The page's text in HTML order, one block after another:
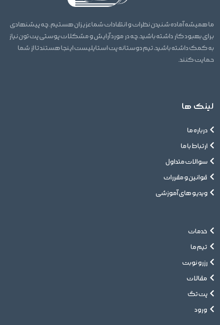
ما همیشه آماده شنیدن نظرات و انتقادات شما عزیزان هستیم. چه پیشنهادی
برای بهبود کار داشته باشید، چه در مورد آرایش و مشکلات پوستی پت تون نیاز
به کمک داشته باشید، تیم دوستانه پت استایلیست اینجا هستند تا از شما
حمایت کنند.
لینک ها
درباره ما
ارتباط با ما
سوالات متداول
قوانین و مقررات
ویدیو های آموزشی
خدمات
تیم ما
رزرو نوبت
مقالات
پت تگ
ورود